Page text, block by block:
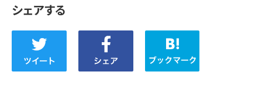
シェアする